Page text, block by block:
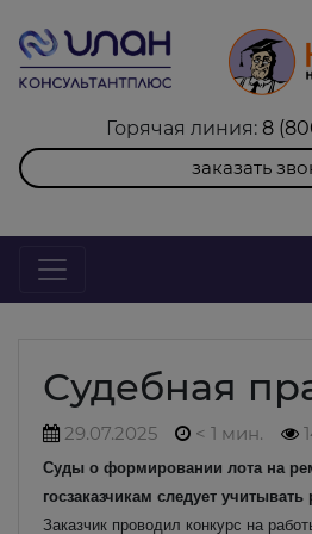
Горячая линия: 8
заказать
Судебная
29.07.2025 < 1 мин.
Суды о формировании лота на
госзаказчикам следует
Заказчик проводил конкурс на